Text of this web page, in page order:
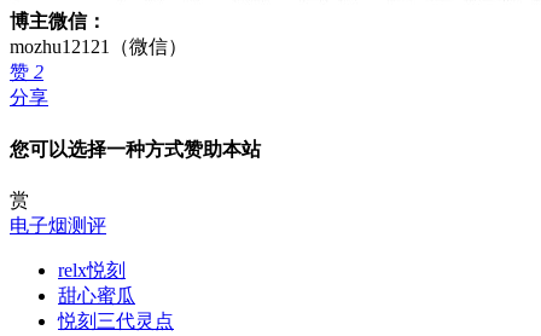
博主微信：
mozhu12121（微信）
赞 2
分享
您可以选择一种方式赞助本站
赏
电子烟测评
relx悦刻
甜心蜜瓜
悦刻三代灵点